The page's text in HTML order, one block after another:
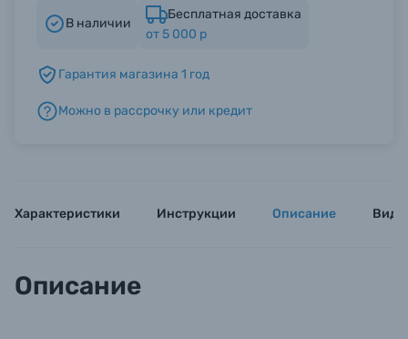
Уценённые товары
В наличии
Бесплатная доставка
от 5 000 р
Гарантия магазина 1 год
Можно в рассрочку или кредит
Характеристики Инструкции Описание
Описание